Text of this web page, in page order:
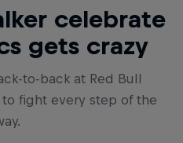
celebrate
gets crazy
to-back at Red Bull
to fight every step of the